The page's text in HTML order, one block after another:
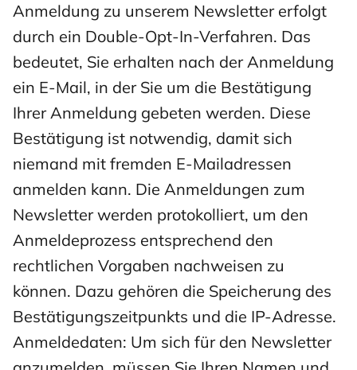
Anmeldung zu unserem Newsletter erfolgt
durch ein Double-Opt-In-Verfahren. Das
bedeutet, Sie erhalten nach der Anmeldung
ein E-Mail, in der Sie um die Bestätigung
Ihrer Anmeldung gebeten werden. Diese
Bestätigung ist notwendig, damit sich
niemand mit fremden E-Mailadressen
anmelden kann. Die Anmeldungen zum
Newsletter werden protokolliert, um den
Anmeldeprozess entsprechend den
rechtlichen Vorgaben nachweisen zu
können. Dazu gehören die Speicherung des
Bestätigungszeitpunkts und die IP-Adresse.
Anmeldedaten: Um sich für den Newsletter